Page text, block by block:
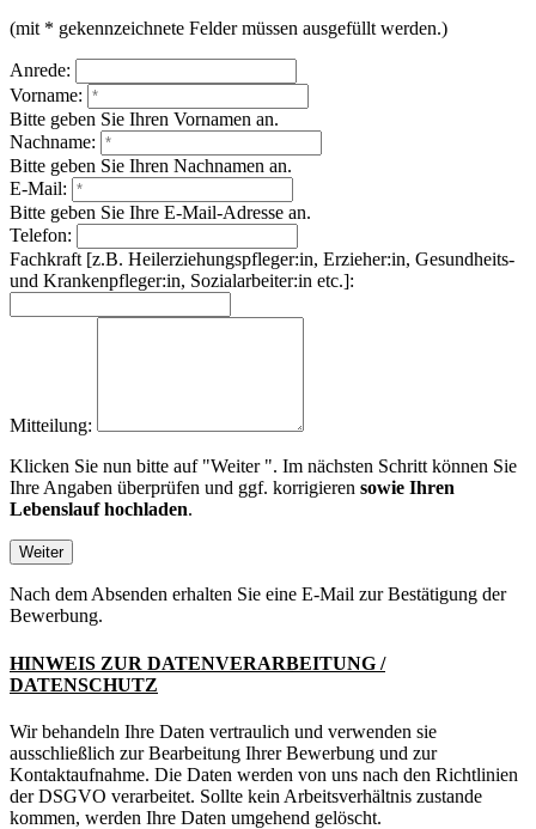
(mit * gekennzeichnete Felder müssen ausgefüllt werden.)
Anrede:
Vorname:
Bitte geben Sie Ihren Vornamen an.
Nachname:
Bitte geben Sie Ihren Nachnamen an.
E-Mail:
Bitte geben Sie Ihre E-Mail-Adresse an.
Telefon:
Fachkraft [z.B. Heilerziehungspfleger:in, Erzieher:in, Gesundheits-
und Krankenpfleger:in, Sozialarbeiter:in etc.]:
Mitteilung:
Klicken Sie nun bitte auf "Weiter ". Im nächsten Schritt können Sie
Ihre Angaben überprüfen und ggf. korrigieren sowie Ihren
Lebenslauf hochladen.
Weiter
Nach dem Absenden erhalten Sie eine E-Mail zur Bestätigung der
Bewerbung.
HINWEIS ZUR DATENVERARBEITUNG /
DATENSCHUTZ
Wir behandeln Ihre Daten vertraulich und verwenden sie
ausschließlich zur Bearbeitung Ihrer Bewerbung und zur
Kontaktaufnahme. Die Daten werden von uns nach den Richtlinien
der DSGVO verarbeitet. Sollte kein Arbeitsverhältnis zustande
kommen, werden Ihre Daten umgehend gelöscht.